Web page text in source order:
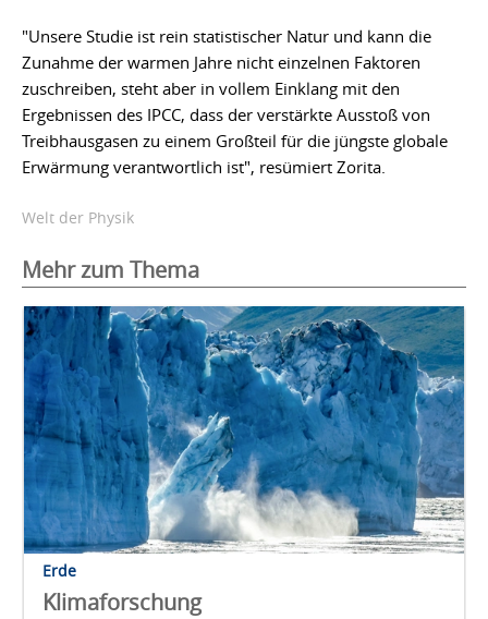
"Unsere Studie ist rein statistischer Natur und kann die
Zunahme der warmen Jahre nicht einzelnen Faktoren
zuschreiben, steht aber in vollem Einklang mit den
Ergebnissen des IPCC, dass der verstärkte Ausstoß von
Treibhausgasen zu einem Großteil für die jüngste globale
Erwärmung verantwortlich ist", resümiert Zorita.
Welt der Physik
Mehr zum Thema
Erde
Klimaforschung